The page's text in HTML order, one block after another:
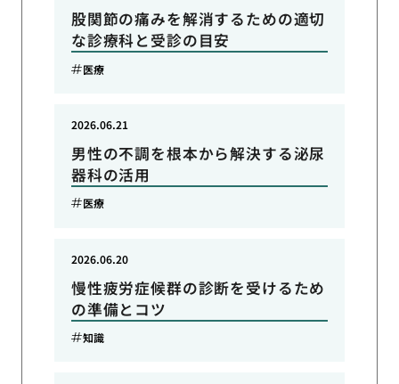
股関節の痛みを解消するための適切
な診療科と受診の目安
医療
男性の不調を根本から解決する泌尿
器科の活用
2026.06.21
医療
慢性疲労症候群の診断を受けるため
の準備とコツ
2026.06.20
知識